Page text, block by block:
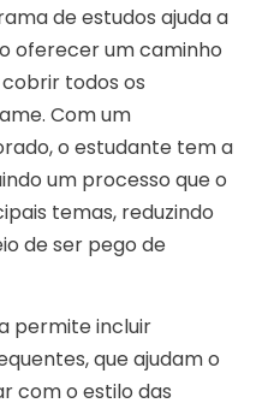
de estudos ajuda a
oferecer um caminho
todos os
Com um
o estudante tem a
um processo que o
temas, reduzindo
de ser pego de
permite incluir
que ajudam o
com o estilo das